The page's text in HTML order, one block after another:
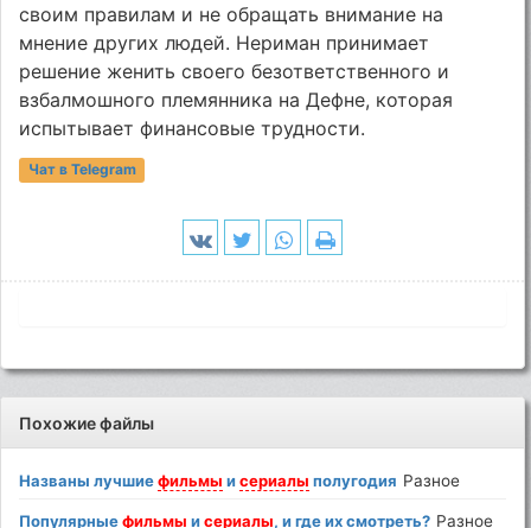
своим правилам и не обращать внимание на
мнение других людей. Нериман принимает
решение женить своего безответственного и
взбалмошного племянника на Дефне, которая
испытывает финансовые трудности.
Чат в Telegram
Похожие файлы
Названы лучшиефильмы исериалы полугодия Разное
Популярныефильмы исериалы, и где их смотреть? Разное